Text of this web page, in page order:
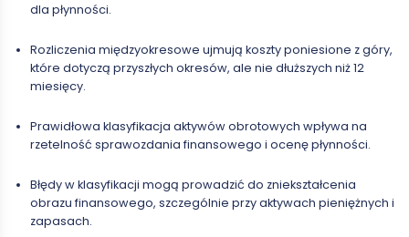
dla płynności.
Rozliczenia międzyokresowe ujmują koszty poniesione z góry,
które dotyczą przyszłych okresów, ale nie dłuższych niż 12
miesięcy.
Prawidłowa klasyfikacja aktywów obrotowych wpływa na
rzetelność sprawozdania finansowego i ocenę płynności.
Błędy w klasyfikacji mogą prowadzić do zniekształcenia
obrazu finansowego, szczególnie przy aktywach pieniężnych i
zapasach.